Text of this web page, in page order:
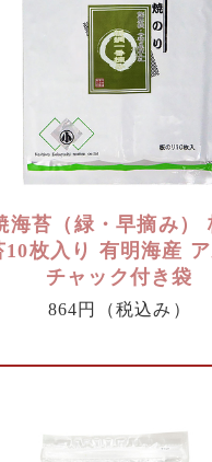
海苔（緑・早摘み）
10枚入り 有明海産 ア
チャック付き袋
864円 （税込み）